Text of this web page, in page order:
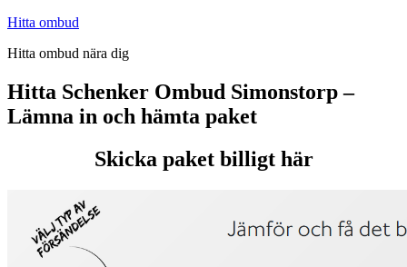
Hoppa
innehåll
Hitta ombud
Hitta ombud nära dig
Hitta Schenker Ombud Simonstorp –
Lämna in och hämta paket
Skicka paket billigt här